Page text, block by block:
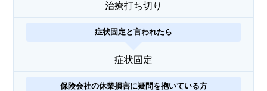
治療打ち切り
症状固定と言われたら
症状固定
保険会社の休業損害に疑問を抱いている方